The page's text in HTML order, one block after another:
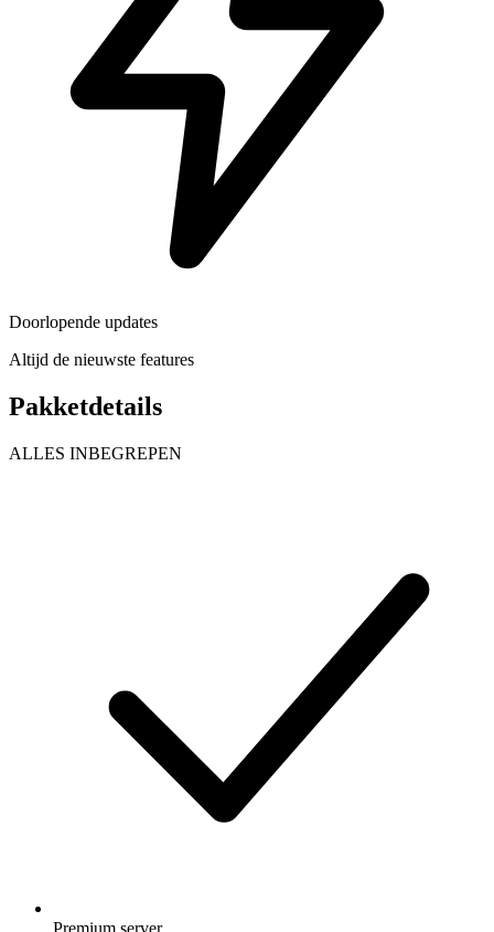
Doorlopende updates
Altijd de nieuwste features
Pakketdetails
ALLES INBEGREPEN